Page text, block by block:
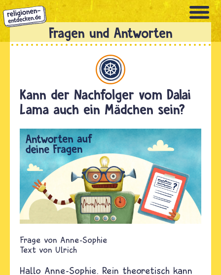
Direkt
zum
Inhalt
Kann der Nachfolger vom Dalai
Lama auch ein Mädchen sein?
Anne-Sophie
Text von Ulrich
Hallo Anne-Sophie. Rein theoretisch kann